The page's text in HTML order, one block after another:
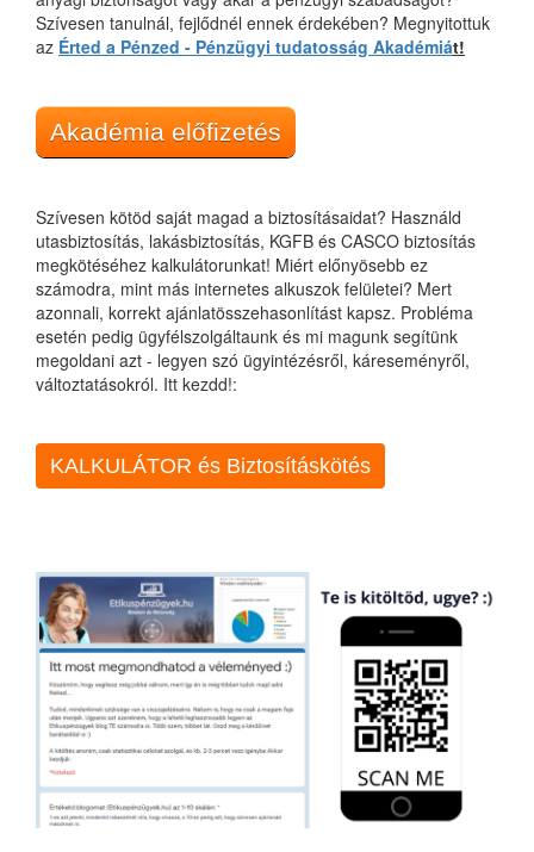
Szívesen tanulnál, fejlődnél ennek érdekében? Megnyitottuk
az Érted a Pénzed - Pénzügyi tudatosság Akadémiát!
Akadémia előfizetés
Szívesen kötöd saját magad a biztosításaidat? Használd
utasbiztosítás, lakásbiztosítás, KGFB és CASCO biztosítás
megkötéséhez kalkulátorunkat! Miért előnyösebb ez
számodra, mint más internetes alkuszok felületei? Mert
azonnali, korrekt ajánlatösszehasonlítást kapsz. Probléma
esetén pedig ügyfélszolgáltaunk és mi magunk segítünk
megoldani azt - legyen szó ügyintézésről, káreseményről,
változtatásokról. Itt kezdd!:
KALKULÁTOR és Biztosításkötés